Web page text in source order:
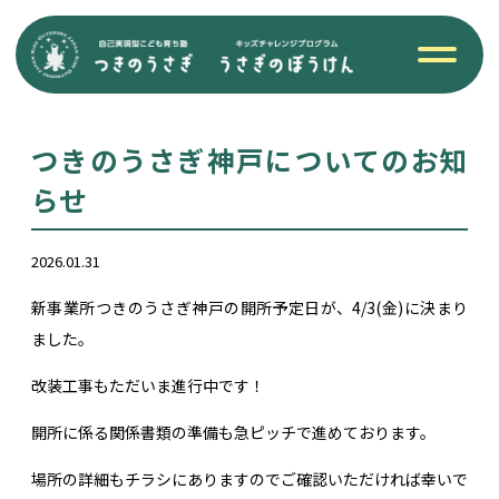
つきのうさぎ神戸についてのお知
らせ
2026.01.31
新事業所つきのうさぎ神戸の開所予定日が、4/3(金)に決まり
ました。
改装工事もただいま進行中です！
開所に係る関係書類の準備も急ピッチで進めております。
場所の詳細もチラシにありますのでご確認いただければ幸いで